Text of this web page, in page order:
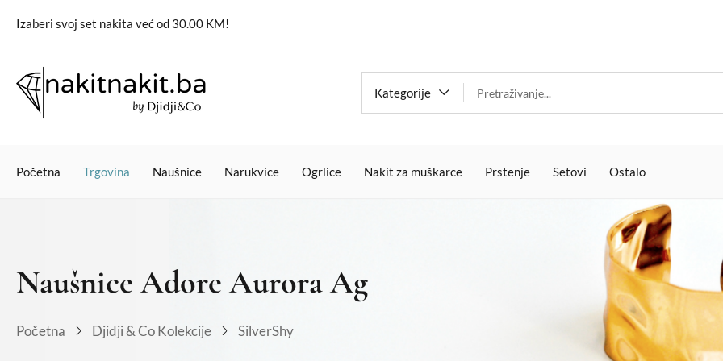
Izaberi svoj set nakita već od 30.00 KM!
Kategorije
Početna Trgovina Naušnice Narukvice Ogrlice Nakit za muškarce Prstenje Setovi Ostalo
Naušnice Adore Aurora Ag
Početna Djidji & Co Kolekcije SilverShy